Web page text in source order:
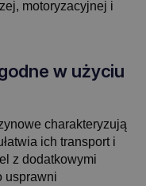
motoryzacyjnej i
w użyciu
charakteryzują
ich transport i
z dodatkowymi
usprawni